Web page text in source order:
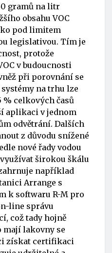
gramů na litr
obsahu VOC
pod limitem
legislativou. Tím je
protože
v budoucnosti
při porovnání se
na trhu lze
% celkových časů
aplikaci v jednom
odvětrání. Dalších
z důvodu snížené
nové řady vodou
širokou škálu
například
Arrange s
k softwaru R-M pro
line správu
což tady hojně
mají lakovny se
získat certifikaci